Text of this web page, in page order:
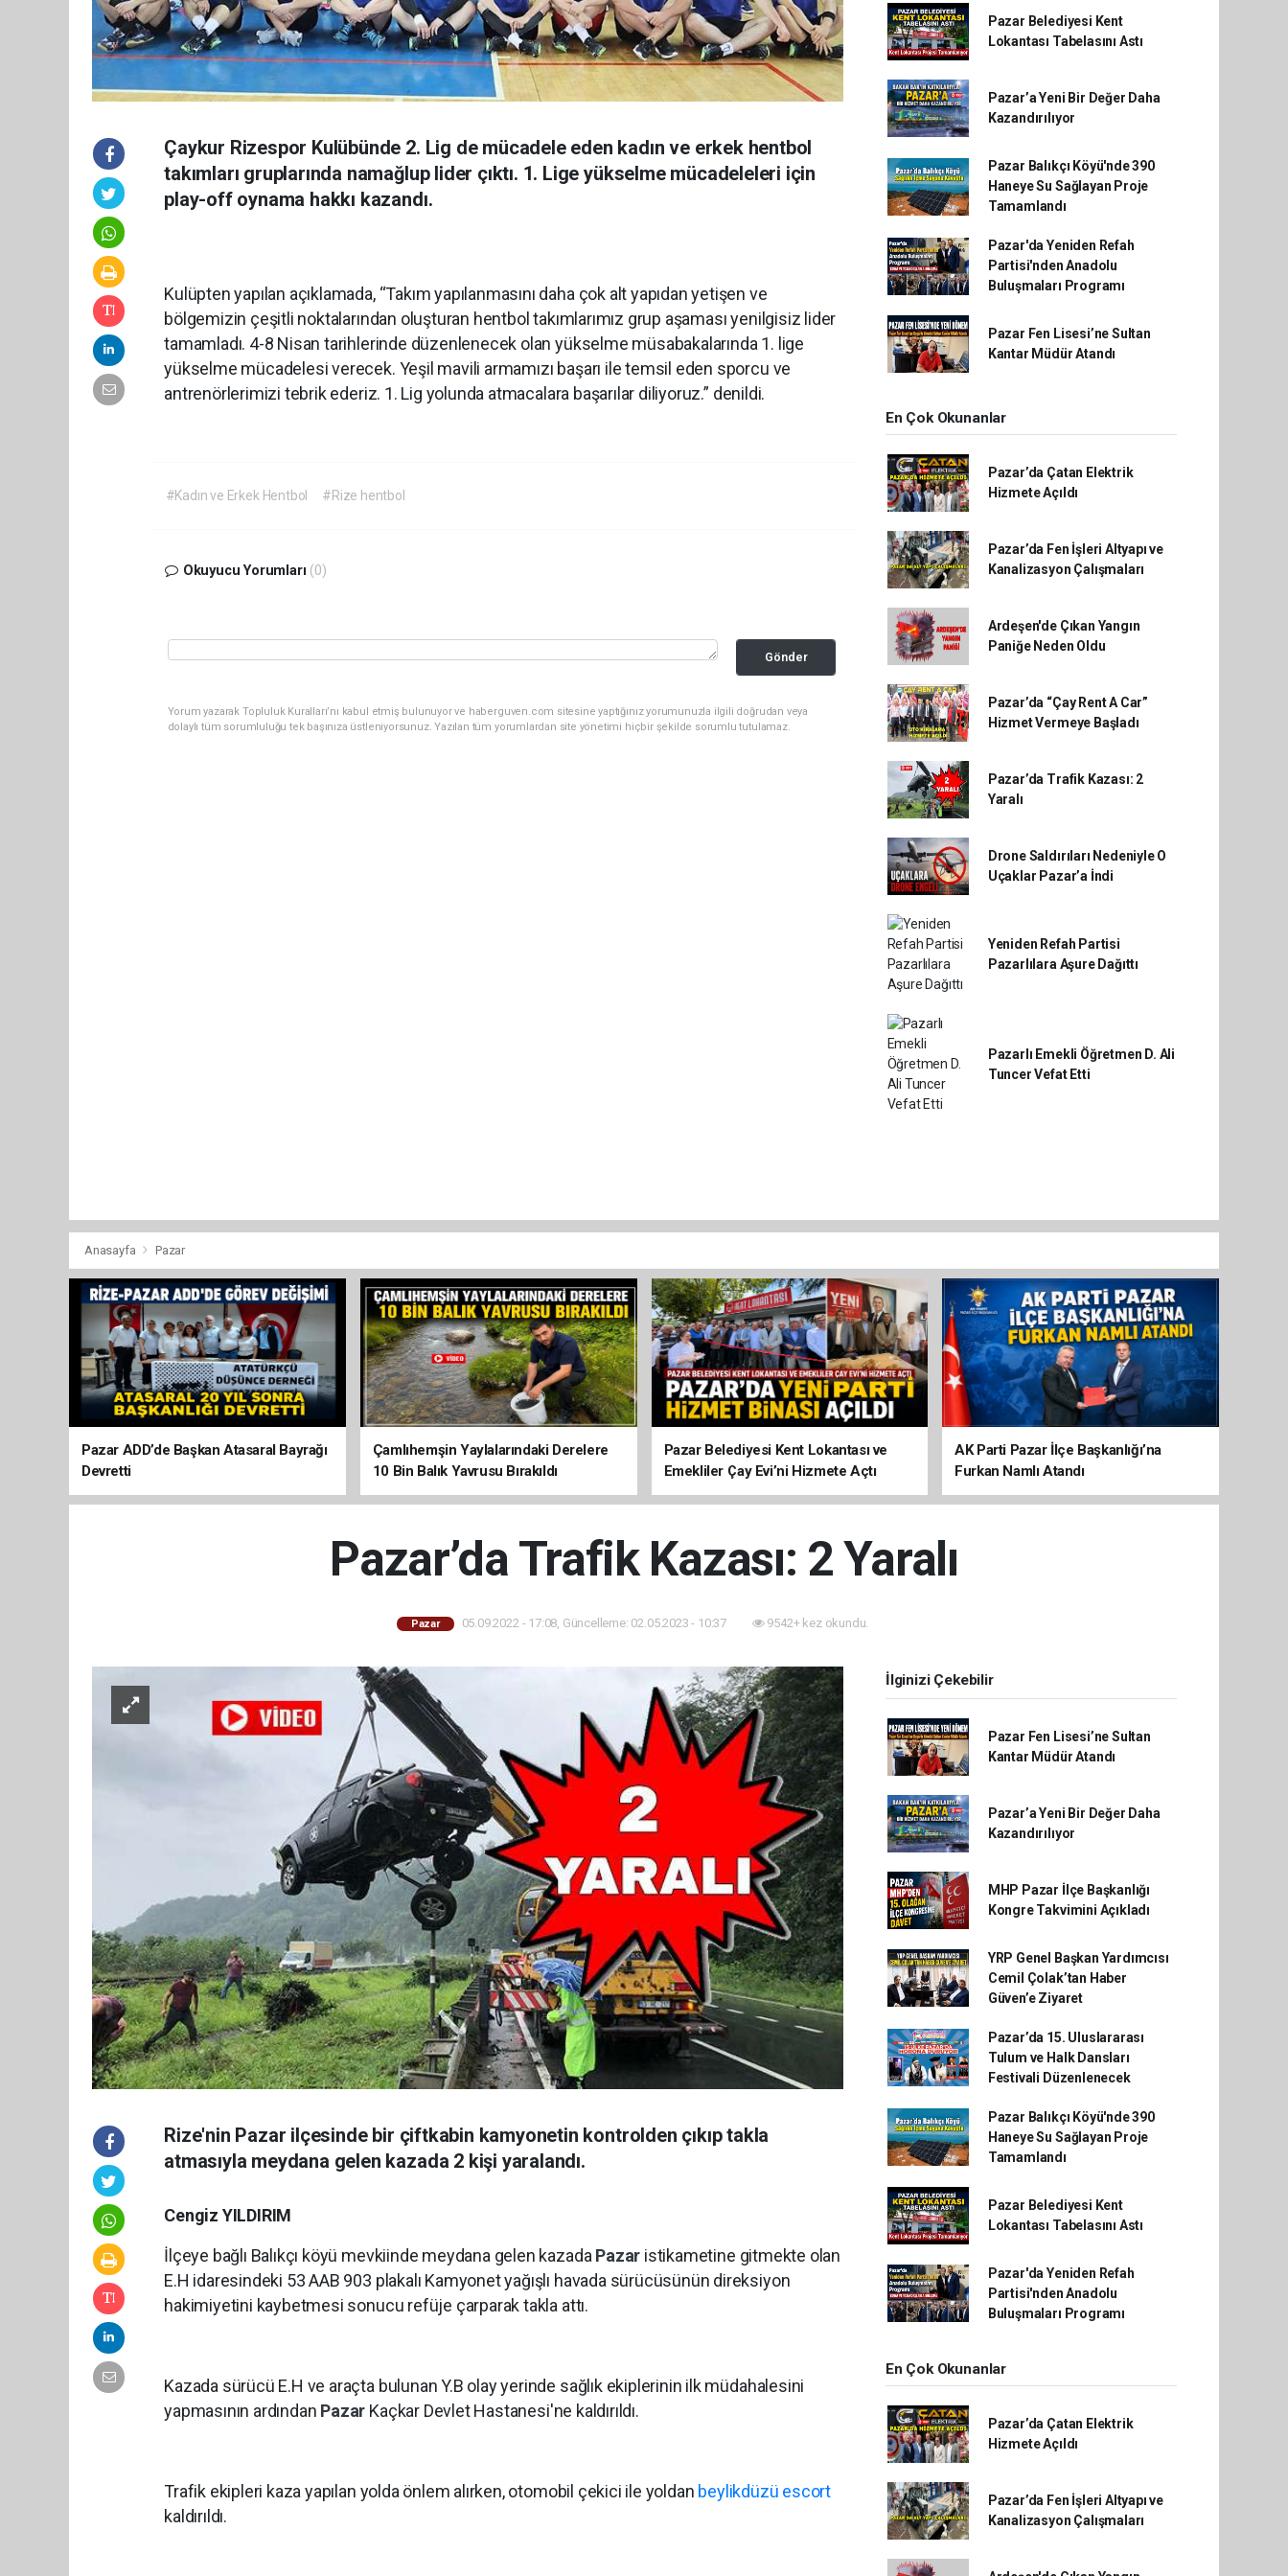
Çaykur Rizespor Kulübünde 2. Lig de mücadele eden kadın ve erkek hentbol
takımları gruplarında namağlup lider çıktı. 1. Lige yükselme mücadeleleri için
play-off oynama hakkı kazandı.
Kulüpten yapılan açıklamada, “Takım yapılanmasını daha çok alt yapıdan yetişen ve
bölgemizin çeşitli noktalarından oluşturan hentbol takımlarımız grup aşaması yenilgisiz lider
tamamladı. 4-8 Nisan tarihlerinde düzenlenecek olan yükselme müsabakalarında 1. lige
yükselme mücadelesi verecek. Yeşil mavili armamızı başarı ile temsil eden sporcu ve
antrenörlerimizi tebrik ederiz. 1. Lig yolunda atmacalara başarılar diliyoruz.” denildi.
#Kadın ve Erkek Hentbol #Rize hentbol
Okuyucu Yorumları (0)
Gönder
Yorum yazarak Topluluk Kuralları’nı kabul etmiş bulunuyor ve haberguven.com sitesine yaptığınız yorumunuzla ilgili doğrudan veya
dolaylı tüm sorumluluğu tek başınıza üstleniyorsunuz. Yazılan tüm yorumlardan site yönetimi hiçbir şekilde sorumlu tutulamaz.
Pazar Belediyesi Kent
Lokantası Tabelasını Astı
Pazar’a Yeni Bir Değer Daha
Kazandırılıyor
Pazar Balıkçı Köyü'nde 390
Haneye Su Sağlayan Proje
Tamamlandı
Pazar'da Yeniden Refah
Partisi'nden Anadolu
Buluşmaları Programı
Pazar Fen Lisesi’ne Sultan
Kantar Müdür Atandı
En Çok Okunanlar
Pazar’da Çatan Elektrik
Hizmete Açıldı
Pazar’da Fen İşleri Altyapı ve
Kanalizasyon Çalışmaları
Ardeşen'de Çıkan Yangın
Paniğe Neden Oldu
Pazar’da “Çay Rent A Car”
Hizmet Vermeye Başladı
Pazar’da Trafik Kazası: 2
Yaralı
Drone Saldırıları Nedeniyle O
Uçaklar Pazar’a İndi
Yeniden Refah Partisi
Pazarlılara Aşure Dağıttı
Pazarlı Emekli Öğretmen D. Ali
Tuncer Vefat Etti
Anasayfa Pazar
Pazar ADD’de Başkan Atasaral Bayrağı
Devretti
Çamlıhemşin Yaylalarındaki Derelere
10 Bin Balık Yavrusu Bırakıldı
Pazar Belediyesi Kent Lokantası ve
Emekliler Çay Evi’ni Hizmete Açtı
AK Parti Pazar İlçe Başkanlığı’na
Furkan Namlı Atandı
Pazar’da Trafik Kazası: 2 Yaralı
Pazar 05.09.2022 - 17:08, Güncelleme: 02.05.2023 - 10:37 9542+ kez okundu.
Rize'nin Pazar ilçesinde bir çiftkabin kamyonetin kontrolden çıkıp takla
atmasıyla meydana gelen kazada 2 kişi yaralandı.
Cengiz YILDIRIM
İlçeye bağlı Balıkçı köyü mevkiinde meydana gelen kazada Pazar istikametine gitmekte olan
E.H idaresindeki 53 AAB 903 plakalı Kamyonet yağışlı havada sürücüsünün direksiyon
hakimiyetini kaybetmesi sonucu refüje çarparak takla attı.
Kazada sürücü E.H ve araçta bulunan Y.B olay yerinde sağlık ekiplerinin ilk müdahalesini
yapmasının ardından Pazar Kaçkar Devlet Hastanesi'ne kaldırıldı.
Trafik ekipleri kaza yapılan yolda önlem alırken, otomobil çekici ile yoldan beylikdüzü escort
kaldırıldı.
İlginizi Çekebilir
Pazar Fen Lisesi’ne Sultan
Kantar Müdür Atandı
Pazar’a Yeni Bir Değer Daha
Kazandırılıyor
MHP Pazar İlçe Başkanlığı
Kongre Takvimini Açıkladı
YRP Genel Başkan Yardımcısı
Cemil Çolak’tan Haber
Güven’e Ziyaret
Pazar’da 15. Uluslararası
Tulum ve Halk Dansları
Festivali Düzenlenecek
Pazar Balıkçı Köyü'nde 390
Haneye Su Sağlayan Proje
Tamamlandı
Pazar Belediyesi Kent
Lokantası Tabelasını Astı
Pazar'da Yeniden Refah
Partisi'nden Anadolu
Buluşmaları Programı
En Çok Okunanlar
Pazar’da Çatan Elektrik
Hizmete Açıldı
Pazar’da Fen İşleri Altyapı ve
Kanalizasyon Çalışmaları